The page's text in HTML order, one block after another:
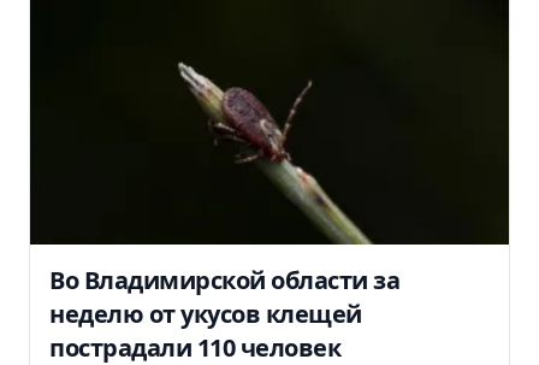
Во Владимирской области за
неделю от укусов клещей
пострадали 110 человек